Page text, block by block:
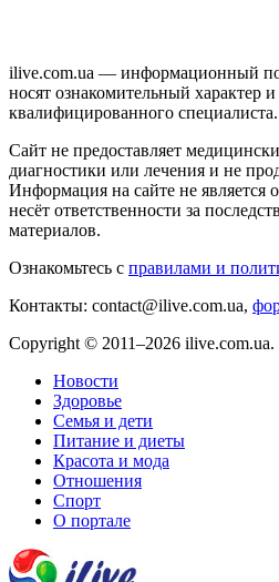
ilive.com.ua — информационный
носят ознакомительный характер
квалифицированного специалиста.
Сайт не предоставляет
диагностики или лечения и не
Информация на сайте не является
несёт ответственности за
материалов.
Ознакомьтесь с правилами и
Контакты: contact@ilive.com.ua,
Copyright © 2011–2026
Новости
Здоровье
Семья и дети
Питание и диеты
Красота и мода
Отношения
Спорт
О портале